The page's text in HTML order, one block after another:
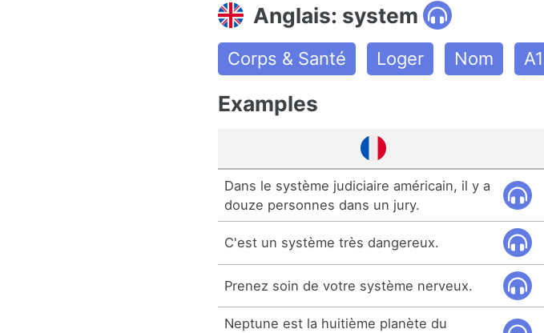
Anglais: system
Corps & Santé Loger Nom A1
Examples
Dans le système judiciaire américain, il y a
douze personnes dans un jury.
C'est un système très dangereux.
Prenez soin de votre système nerveux.
Neptune est la huitième planète du